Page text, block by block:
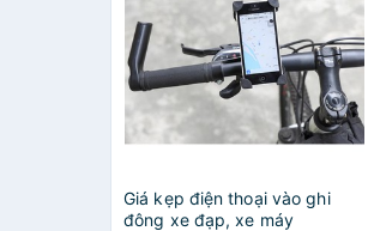
Giá kẹp điện thoại vào ghi
đông xe đạp, xe máy